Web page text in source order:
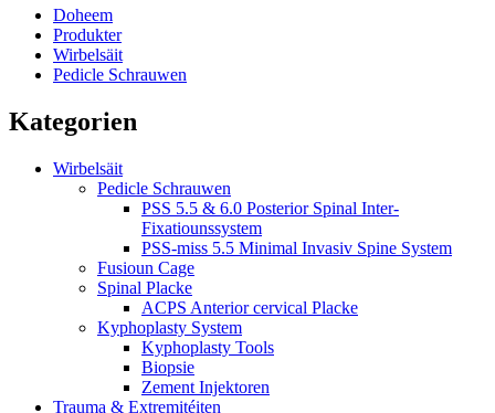
Doheem
Produkter
Wirbelsäit
Pedicle Schrauwen
Kategorien
Wirbelsäit
Pedicle Schrauwen
PSS 5.5 & 6.0 Posterior Spinal Inter-
Fixatiounssystem
PSS-miss 5.5 Minimal Invasiv Spine System
Fusioun Cage
Spinal Placke
ACPS Anterior cervical Placke
Kyphoplasty System
Kyphoplasty Tools
Biopsie
Zement Injektoren
Trauma & Extremitéiten